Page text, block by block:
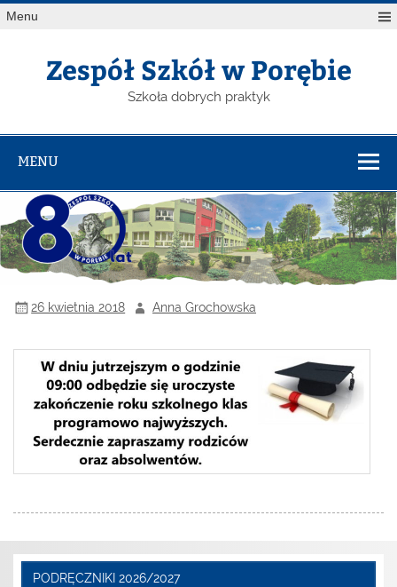
Menu
Zespół Szkół w Porębie
Szkoła dobrych praktyk
MENU
26 kwietnia 2018 Anna Grochowska
PODRĘCZNIKI 2026/2027